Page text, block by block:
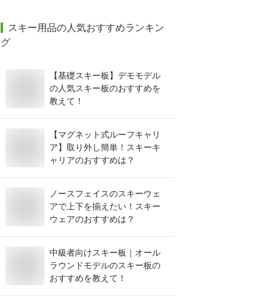
スキー用品の人気おすすめランキン
グ
【基礎スキー板】デモモデル
の人気スキー板のおすすめを
教えて！
【マグネット式ルーフキャリ
ア】取り外し簡単！スキーキ
ャリアのおすすめは？
ノースフェイスのスキーウェ
アで上下を揃えたい！スキー
ウェアのおすすめは？
中級者向けスキー板｜オール
ラウンドモデルのスキー板の
おすすめを教えて！